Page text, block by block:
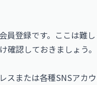
員登録です。ここは難
認しておきましょう。
スまたは各種SNSアカ